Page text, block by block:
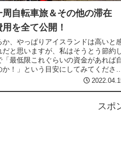
自転車旅＆その他の滞在
を全て公開！
、やっぱりアイスランドは高いと
だと思いますが、私はそうとう節約
最低限これぐらいの資金があれば
！」という目安にしてみてくださ
スポ